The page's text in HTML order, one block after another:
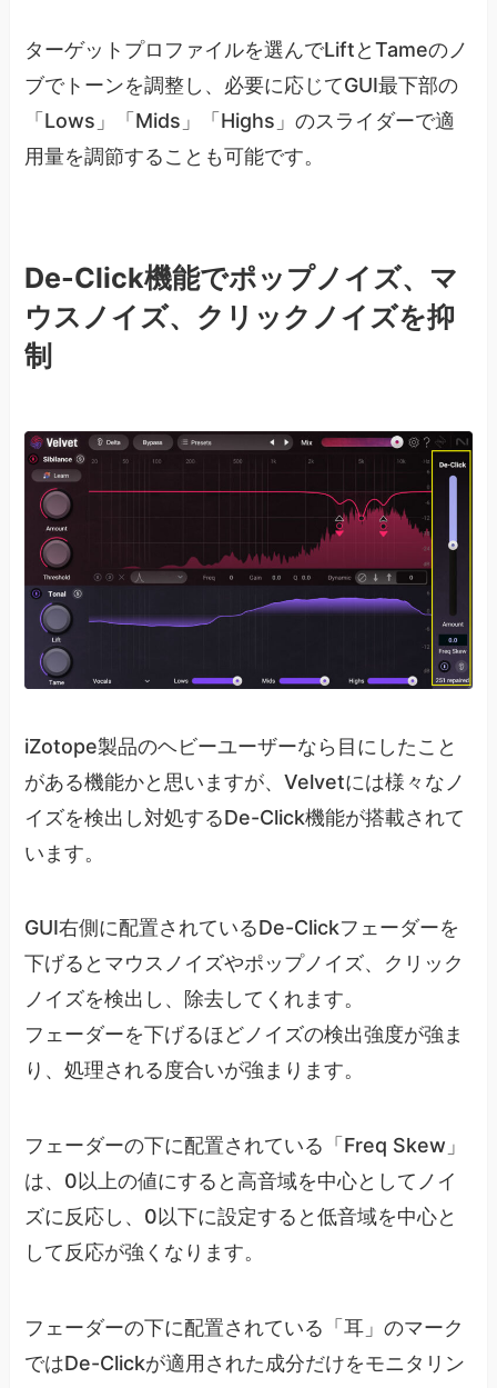
ターゲットプロファイルを選んでLiftとTameのノ
ブでトーンを調整し、必要に応じてGUI最下部の
「Lows」「Mids」「Highs」のスライダーで適
用量を調節することも可能です。
De-Click機能でポップノイズ、マ
ウスノイズ、クリックノイズを抑
制
iZotope製品のヘビーユーザーなら目にしたこと
がある機能かと思いますが、Velvetには様々なノ
イズを検出し対処するDe-Click機能が搭載されて
います。
GUI右側に配置されているDe-Clickフェーダーを
下げるとマウスノイズやポップノイズ、クリック
ノイズを検出し、除去してくれます。
フェーダーを下げるほどノイズの検出強度が強ま
り、処理される度合いが強まります。
フェーダーの下に配置されている「Freq Skew」
は、0以上の値にすると高音域を中心としてノイ
ズに反応し、0以下に設定すると低音域を中心と
して反応が強くなります。
フェーダーの下に配置されている「耳」のマーク
ではDe-Clickが適用された成分だけをモニタリン